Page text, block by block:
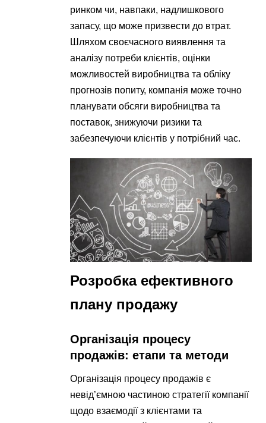
ринком чи, навпаки, надлишкового
запасу, що може призвести до втрат.
Шляхом своєчасного виявлення та
аналізу потреби клієнтів, оцінки
можливостей виробництва та обліку
прогнозів попиту, компанія може точно
планувати обсяги виробництва та
поставок, знижуючи ризики та
забезпечуючи клієнтів у потрібний час.
Розробка ефективного
плану продажу
Організація процесу
продажів: етапи та методи
Організація процесу продажів є
невід’ємною частиною стратегії компанії
щодо взаємодії з клієнтами та